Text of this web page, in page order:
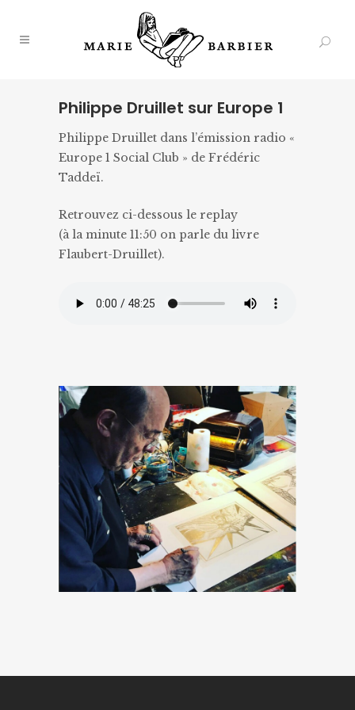
Philippe Druillet sur Europe 1
Philippe Druillet dans l’émission radio «
Europe 1 Social Club » de Frédéric
Taddeï.
Retrouvez ci-dessous le replay
(à la minute 11:50 on parle du livre
Flaubert-Druillet).